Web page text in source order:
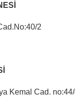
2
Kemal Cad.